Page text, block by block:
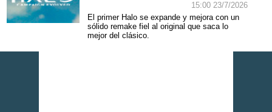
15:00 23/7/2026
El primer Halo se expande y mejora con un
sólido remake fiel al original que saca lo
mejor del clásico.